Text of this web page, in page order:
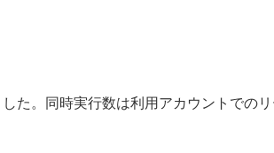
た。同時実行数は利用アカウントでの